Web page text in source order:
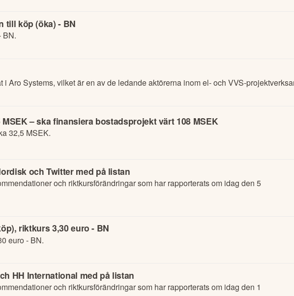
till köp (öka) - BN
BN.
Aro Systems, vilket är en av de ledande aktörerna inom el- och VVS-
– ska finansiera bostadsprojekt värt 108 MSEK
32,5 MSEK.
och Twitter med på listan
och riktkursförändringar som har rapporterats om idag den 5
riktkurs 3,30 euro - BN
euro - BN.
HH International med på listan
och riktkursförändringar som har rapporterats om idag den 1